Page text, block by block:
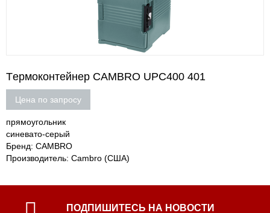
Tермоконтейнер CAMBRO UPC400 401
Цена по запросу
прямоугольник
синевато-серый
Бренд: CAMBRO
Производитель: Cambro (США)
ПОДПИШИТЕСЬ НА НОВОСТИ